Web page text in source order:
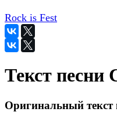
Rock is Fest
Текст песни
Оригинальный текст